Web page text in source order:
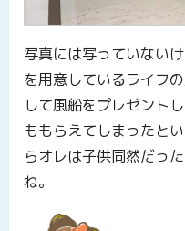
写真には写っていない
を用意しているライフ
して風船をプレゼント
ももらえてしまったと
らオレは子供同然だっ
ね。